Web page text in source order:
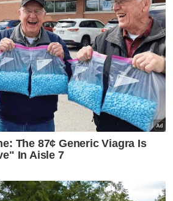
warga Pakistan dikaitkan
wujud jurang struktur
ditangani melalui
semata-mata. Setiap warga
di premis peruncitan
haram berdepan
bawah undang-undang,
RM100,000, risiko
kekal memasuki